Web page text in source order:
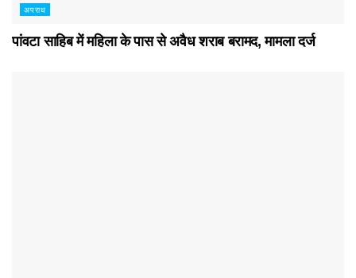
अपराध
पांवटा साहिब में महिला के पास से अवैध शराब बरामद, मामला दर्ज